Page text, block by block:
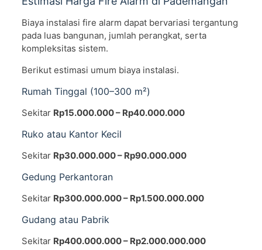
Biaya instalasi fire alarm dapat bervariasi tergantung
pada luas bangunan, jumlah perangkat, serta
kompleksitas sistem.
Berikut estimasi umum biaya instalasi.
Rumah Tinggal (100–300 m²)
Sekitar Rp15.000.000 – Rp40.000.000
Ruko atau Kantor Kecil
Sekitar Rp30.000.000 – Rp90.000.000
Gedung Perkantoran
Sekitar Rp300.000.000 – Rp1.500.000.000
Gudang atau Pabrik
Sekitar Rp400.000.000 – Rp2.000.000.000